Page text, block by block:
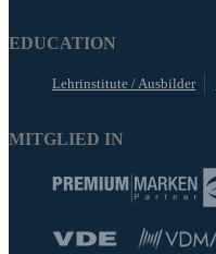
EDUCATION
Lehrinstitute / Ausbilder
MITGLIED IN